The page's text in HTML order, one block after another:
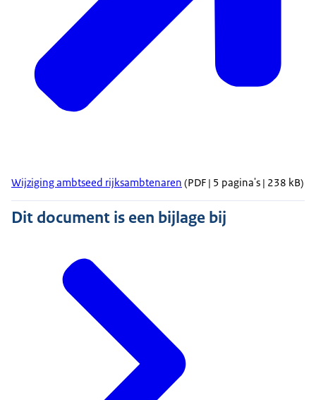
Wijziging ambtseed rijksambtenaren (PDF | 5 pagina's | 238 kB)
Dit document is een bijlage bij